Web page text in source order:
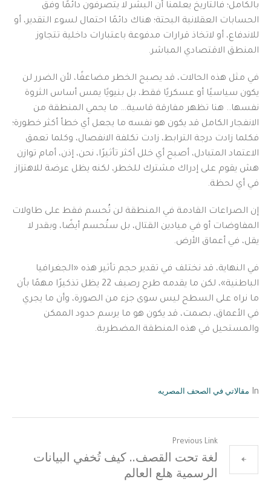
بالكامل؛ فالتاريخ يعلمنا أن البشر لا يتصرفون دائمًا وفق
الحسابات العقلانية البحتة؛ هناك دائمًا احتمال لسوء التقدير، أو
للاندفاع، أو لاتخاذ قرارات مدفوعة باعتبارات داخلية تتجاوز
المنطق الاقتصادي المباشر.
في مثل هذه الحالات، قد يصبح الخطر مضاعفًا، لأن الضرر لن
يكون سياسيًا أو عسكريًا فقط، بل بنيويًا يمس أساس الثروة
نفسها.. هنا تظهر مفارقة قاسية… ما يحمي المنطقة من
الانفجار الكامل قد يكون هو نفسه ما يجعل أي خطأ أكثر خطورة؛
فكلما زادت درجة الترابط، زادت تكلفة الانفصال، وكلما تعمق
الاعتماد المتبادل، أصبح أي خلل أكثر تأثيرًا، نحن، إذن، أمام توازن
هش يقوم على إدراك مشترك للخطر، لكنه يظل عرضة للاهتزاز
في أي لحظة.
إن الصراعات القادمة في المنطقة لن تُحسم فقط على طاولات
المفاوضات أو في ميادين القتال، بل ستُحسم أيضًا، وبقدر لا
يقل، في أعماق الأرض.
في النهاية، قد نختلف في تقدير حجم تأثير هذه «الجغرافيا
الباطنية»، لكن ما يقدمه طرح رصيف 22 يظل تذكيرًا مهمًا بأن
ما نراه على السطح ليس سوى جزء من الصورة، وأن ما يجري
في الأعماق، بصمت، قد يكون هو ما يرسم حدود الممكن
والمستحيل في هذه المنطقة المضطربة.
In مقالاتي في الصحف المصريه
Previous Link
لغة تحت القصف.. كيف تُخفي البيانات
الرسمية هلع العالم